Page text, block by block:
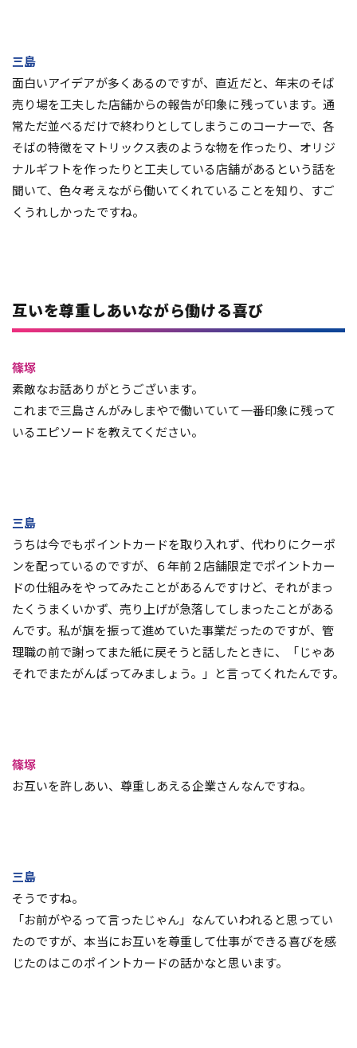
三島
面白いアイデアが多くあるのですが、直近だと、年末のそば
売り場を工夫した店舗からの報告が印象に残っています。通
常ただ並べるだけで終わりとしてしまうこのコーナーで、各
そばの特徴をマトリックス表のような物を作ったり、オリジ
ナルギフトを作ったりと工夫している店舗があるという話を
聞いて、色々考えながら働いてくれていることを知り、すご
くうれしかったですね。
互いを尊重しあいながら働ける喜び
篠塚
素敵なお話ありがとうございます。
これまで三島さんがみしまやで働いていて一番印象に残って
いるエピソードを教えてください。
三島
うちは今でもポイントカードを取り入れず、代わりにクーポ
ンを配っているのですが、６年前２店舗限定でポイントカー
ドの仕組みをやってみたことがあるんですけど、それがまっ
たくうまくいかず、売り上げが急落してしまったことがある
んです。私が旗を振って進めていた事業だったのですが、管
理職の前で謝ってまた紙に戻そうと話したときに、「じゃあ
それでまたがんばってみましょう。」と言ってくれたんです。
篠塚
お互いを許しあい、尊重しあえる企業さんなんですね。
三島
そうですね。
「お前がやるって言ったじゃん」なんていわれると思ってい
たのですが、本当にお互いを尊重して仕事ができる喜びを感
じたのはこのポイントカードの話かなと思います。